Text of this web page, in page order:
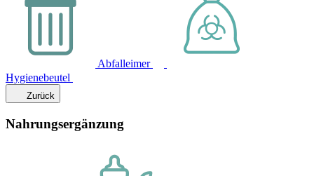
Abfalleimer
Hygienebeutel
Zurück
Nahrungsergänzung